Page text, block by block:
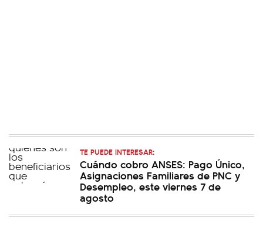
TE PUEDE INTERESAR:
Cuándo cobro ANSES: Pago Único,
Asignaciones Familiares de PNC y
Desempleo, este viernes 7 de
agosto